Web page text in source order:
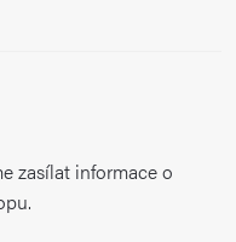
zasílat informace o